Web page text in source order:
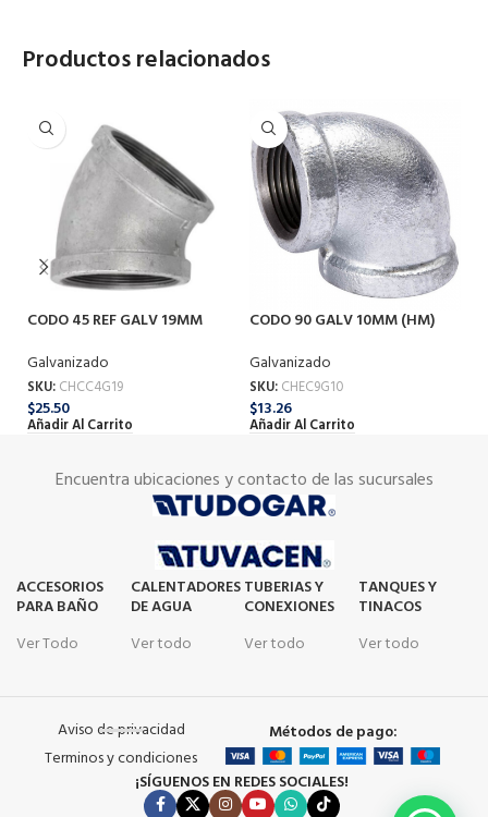
Productos relacionados
CODO 45 REF GALV 19MM
Galvanizado
SKU: CHCC4G19
$25.50
Añadir Al Carrito
CODO 90 GALV 10MM (HM)
Galvanizado
SKU: CHEC9G10
$13.26
Añadir Al Carrito
Encuentra ubicaciones y contacto de las sucursales
ACCESORIOS
PARA BAÑO
Ver Todo
CALENTADORES
DE AGUA
Ver todo
TUBERIAS Y
CONEXIONES
Ver todo
TANQUES Y
TINACOS
Ver todo
Aviso de privacidad
Terminos y condiciones
Métodos de pago:
¡SÍGUENOS EN REDES SOCIALES!